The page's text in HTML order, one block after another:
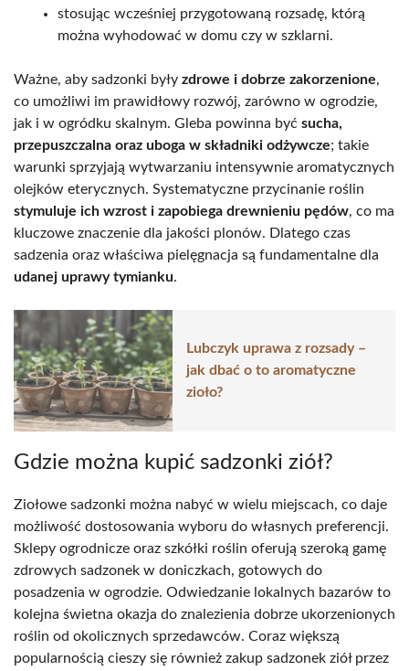
stosując wcześniej przygotowaną rozsadę, którą
można wyhodować w domu czy w szklarni.
Ważne, aby sadzonki były zdrowe i dobrze zakorzenione,
co umożliwi im prawidłowy rozwój, zarówno w ogrodzie,
jak i w ogródku skalnym. Gleba powinna być sucha,
przepuszczalna oraz uboga w składniki odżywcze; takie
warunki sprzyjają wytwarzaniu intensywnie aromatycznych
olejków eterycznych. Systematyczne przycinanie roślin
stymuluje ich wzrost i zapobiega drewnieniu pędów, co ma
kluczowe znaczenie dla jakości plonów. Dlatego czas
sadzenia oraz właściwa pielęgnacja są fundamentalne dla
udanej uprawy tymianku.
Lubczyk uprawa z rozsady –
jak dbać o to aromatyczne
zioło?
Gdzie można kupić sadzonki ziół?
Ziołowe sadzonki można nabyć w wielu miejscach, co daje
możliwość dostosowania wyboru do własnych preferencji.
Sklepy ogrodnicze oraz szkółki roślin oferują szeroką gamę
zdrowych sadzonek w doniczkach, gotowych do
posadzenia w ogrodzie. Odwiedzanie lokalnych bazarów to
kolejna świetna okazja do znalezienia dobrze ukorzenionych
roślin od okolicznych sprzedawców. Coraz większą
popularnością cieszy się również zakup sadzonek ziół przez